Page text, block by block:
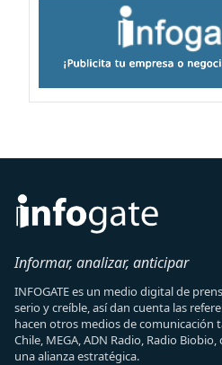
Informar, analizar, anticipar
INFOGATE es un medio digital de
serio y creíble, así dan cuenta las
hacen otros medios de comunicación
Chile, MEGA, ADN Radio, Radio
una alianza estratégica.